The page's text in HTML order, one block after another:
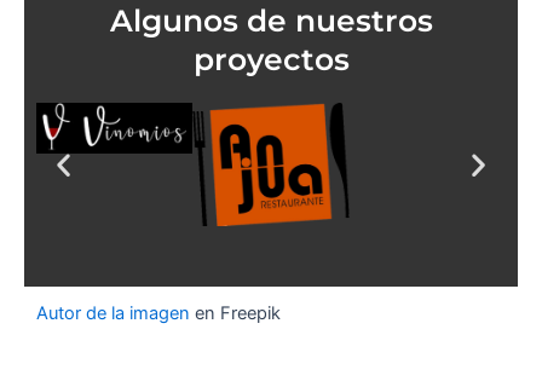
Algunos de nuestros
proyectos
Autor de la imagen en Freepik